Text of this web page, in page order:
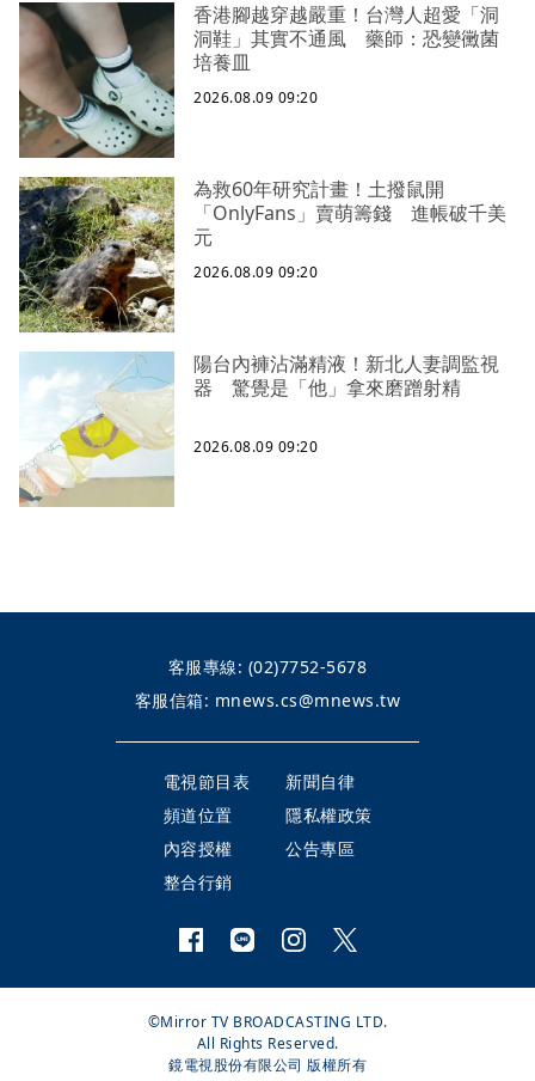
香港腳越穿越嚴重！台灣人超愛「洞
洞鞋」其實不通風 藥師：恐變黴菌
培養皿
2026.08.09 09:20
為救60年研究計畫！土撥鼠開
「OnlyFans」賣萌籌錢 進帳破千美
元
2026.08.09 09:20
陽台內褲沾滿精液！新北人妻調監視
器 驚覺是「他」拿來磨蹭射精
2026.08.09 09:20
客服專線: (02)7752-5678
客服信箱: mnews.cs@mnews.tw
電視節目表
新聞自律
頻道位置
隱私權政策
內容授權
公告專區
整合行銷
©Mirror TV BROADCASTING LTD.
All Rights Reserved.
鏡電視股份有限公司 版權所有